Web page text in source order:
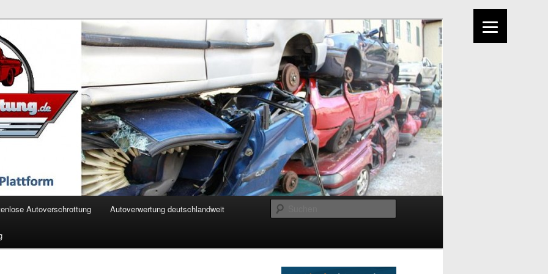
Autoverschrottung Autoverwertung deutschlandweit